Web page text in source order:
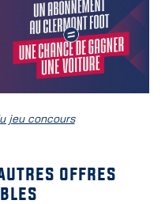
jeu concours
offres